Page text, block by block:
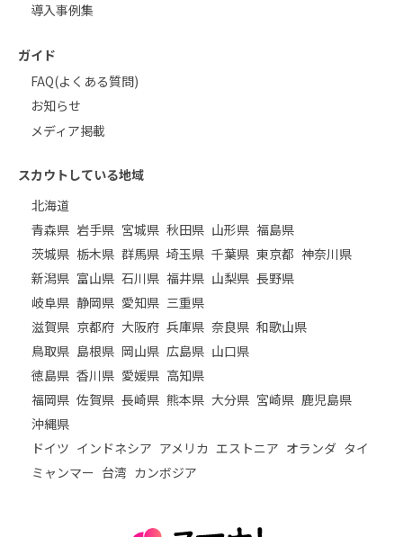
導入事例集
ガイド
FAQ(よくある質問)
お知らせ
メディア掲載
スカウトしている地域
北海道
青森県 岩手県 宮城県 秋田県 山形県 福島県
茨城県 栃木県 群馬県 埼玉県 千葉県 東京都 神奈川県
新潟県 富山県 石川県 福井県 山梨県 長野県
岐阜県 静岡県 愛知県 三重県
滋賀県 京都府 大阪府 兵庫県 奈良県 和歌山県
鳥取県 島根県 岡山県 広島県 山口県
徳島県 香川県 愛媛県 高知県
福岡県 佐賀県 長崎県 熊本県 大分県 宮崎県 鹿児島県
沖縄県
ドイツ インドネシア アメリカ エストニア オランダ タイ
ミャンマー 台湾 カンボジア